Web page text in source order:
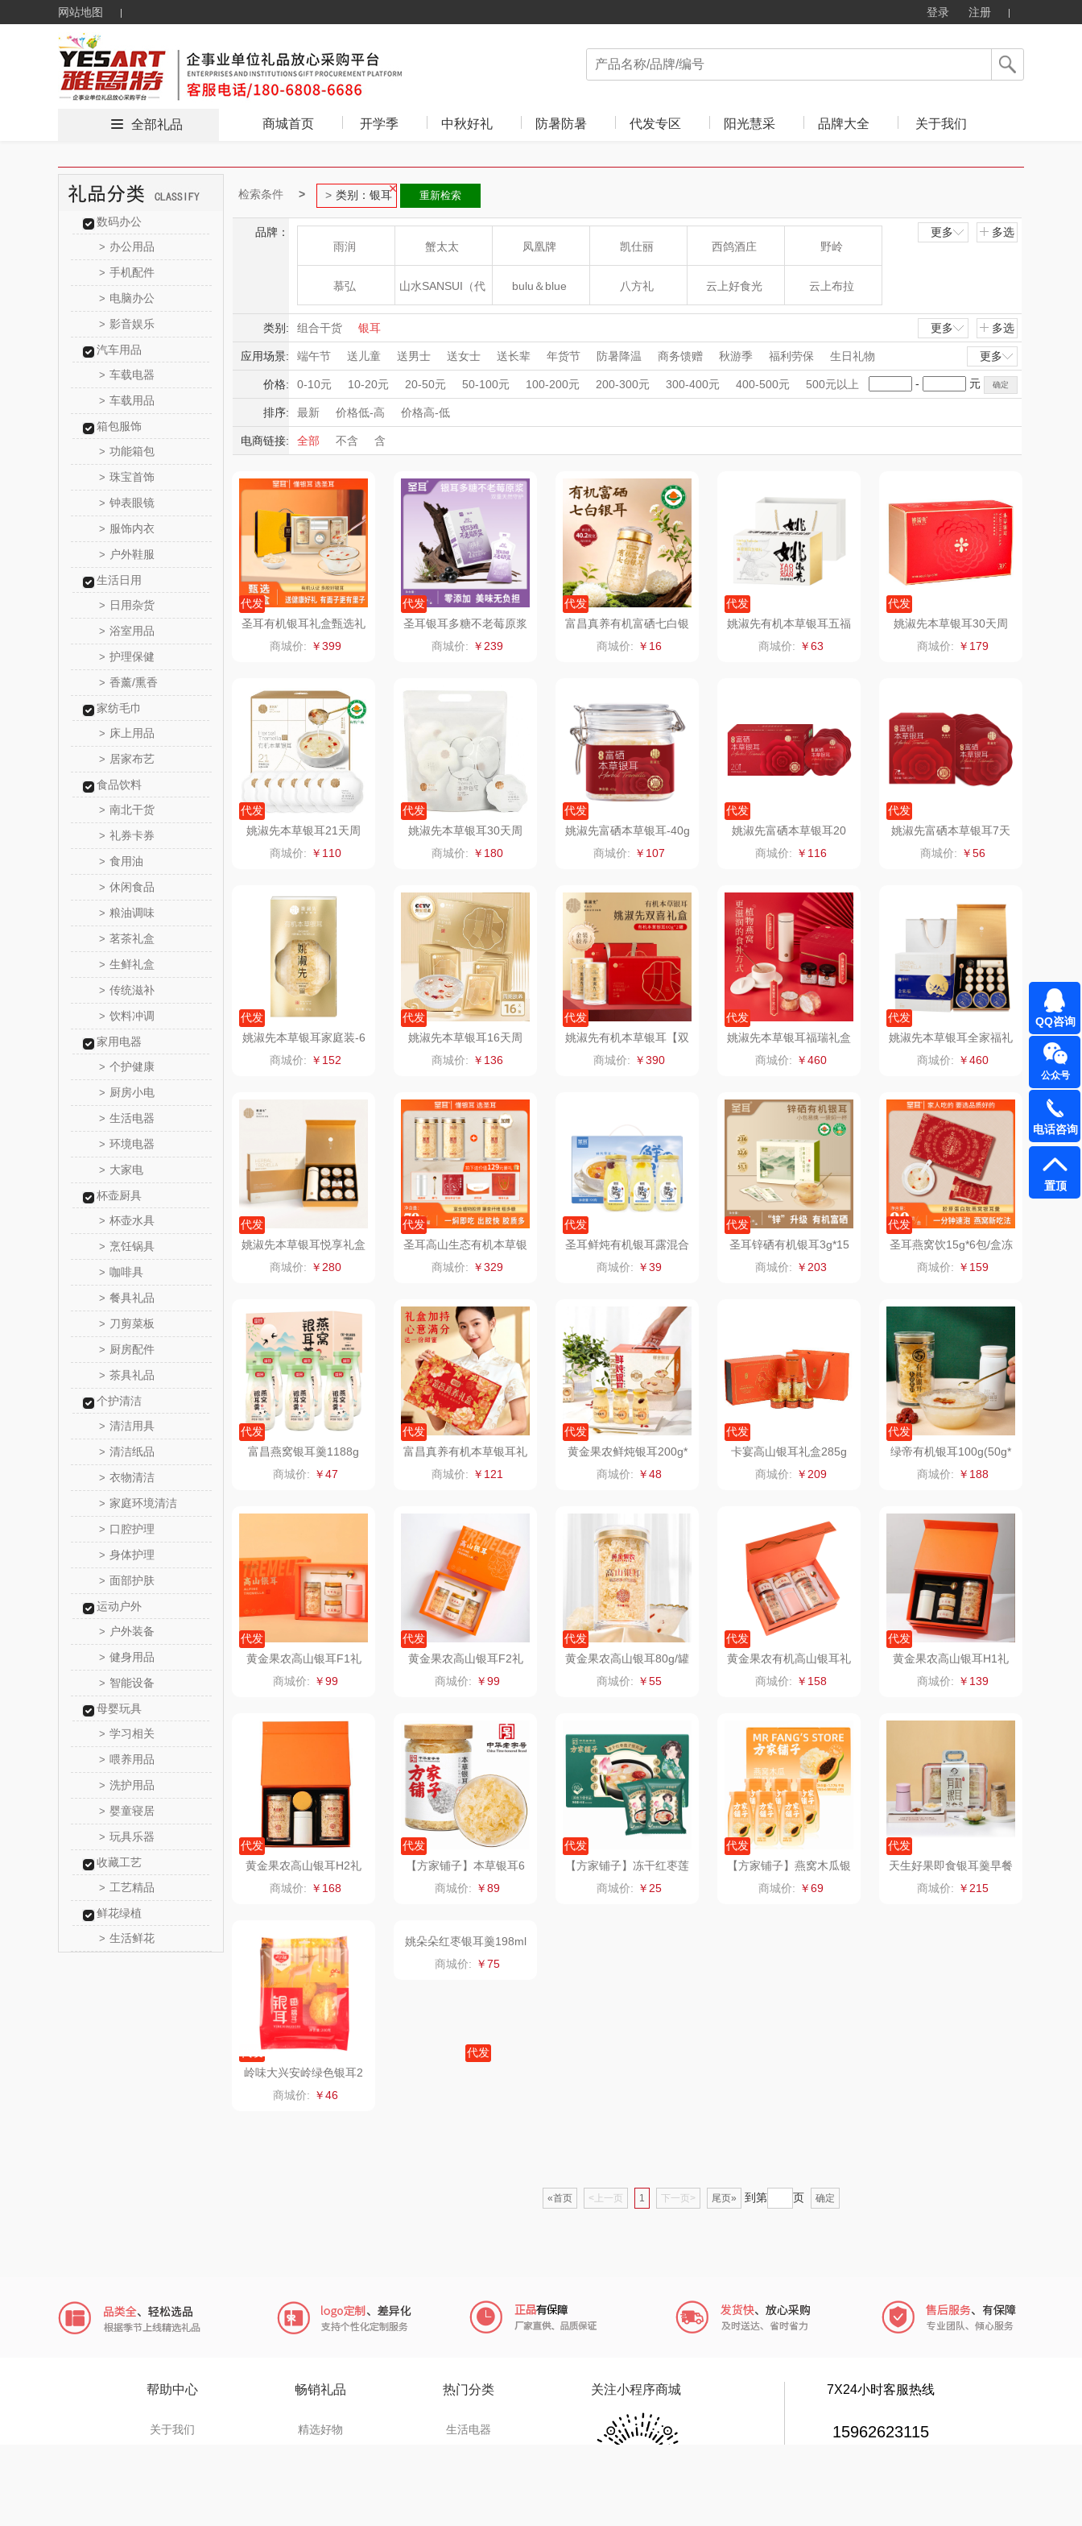
网站地图 登录 注册
全部礼品 商城首页 开学季 中秋好礼 防暑防暑 代发专区 阳光慧采 品牌大全 关于我们
数码办公
> 办公用品
> 手机配件
> 电脑办公
> 影音娱乐
汽车用品
> 车载电器
> 车载用品
箱包服饰
> 功能箱包
> 珠宝首饰
> 钟表眼镜
> 服饰内衣
> 户外鞋服
生活日用
> 日用杂货
> 浴室用品
> 护理保健
> 香薰/熏香
家纺毛巾
> 床上用品
> 居家布艺
食品饮料
> 南北干货
> 礼券卡券
> 食用油
> 休闲食品
> 粮油调味
> 茗茶礼盒
> 生鲜礼盒
> 传统滋补
> 饮料冲调
家用电器
> 个护健康
> 厨房小电
> 生活电器
> 环境电器
> 大家电
杯壶厨具
> 杯壶水具
> 烹饪锅具
> 咖啡具
> 餐具礼品
> 刀剪菜板
> 厨房配件
> 茶具礼品
个护清洁
> 清洁用具
> 清洁纸品
> 衣物清洁
> 家庭环境清洁
> 口腔护理
> 身体护理
> 面部护肤
运动户外
> 户外装备
> 健身用品
> 智能设备
母婴玩具
> 学习相关
> 喂养用品
> 洗护用品
> 婴童寝居
> 玩具乐器
收藏工艺
> 工艺精品
鲜花绿植
> 生活鲜花
检索条件 类别：银耳 重新检索
品牌：
雨润
蟹太太 凤凰牌 凯仕丽 西鸽酒庄 野岭
慕弘 山水SANSUI（代 bulu＆blue 八方礼 云上好食光 云上布拉
片仔癀
HOLOHOLO 途柏丽TOBERLIR momo（杯壶） 大嘴猴（杯壶厨具 觅菓 MOVA
匠心萌宠 YOTTOY
宝堂马氏铺子
伯纳德 万象 元朗荣华 纽曼Newmine
（线下款）
罗莱 超柔床品 三只松鼠（代理
商）
斯凯奇SKECHER 可口可乐Coca Col
a
十二夏天
百草味（代理商） LUING BOX 立白（包销款） 润本（套装） 乐班 戴可思
康宁 京意之选 阿茜娅（AGIA） 卓然
SWISS MILITARY 罗莱超柔床品 奈雪茶院 克洛特
倍瑞傲 形象派
ROBAM老板 康夫 拜灭士 舒蕾（定制款） 洁玉（定制款）
富昌（定制款） 爱国者（移动电
源）
荣诚
江中食疗 凤凰 保卫蛋蛋 马克图布 苏泊尔（代理商） 九阳（代理商）
TCL 立家 泸溪河桃酥 中茶
可益康 皇家粮仓 干饭熊饱饱 汉美驰 梦洁家纺
BTSM 路悠悠 尹谜 金龙鱼（包销款） 先科 德菲摩尔
保宁 伊莎贝拉 荣事达（品牌方） 得力 润本（套装类） 浪莎
臻牧 真不二
1）
西屋（小家电） 渝情渝礼
千问 杜邦（餐具类） 洁丽雅（包销款） 云栖桦田 长寿花
洽洽 奥克斯 小胖爪 有色 可可满分
商）
味滋源（品牌方） 立时olayks 京荟堂
呼也 梦洁 润培 百事（饮具类）
丽耳 三胖蛋 奈斯派索
宏太 都乐Dole 赫兰希 几梦
欧丽薇兰 易路达 朗赫 果兹 西屋（风扇类）
汤姆逊 皮尔卡丹（皮具
类）
傲胜OSIM 360 LK
锡品源 狮峰 温仑山（电器类） 洁丽雅（代理商） 康巴赫（锅具类）
kaco 吉潮瑞鲜 飞利浦新安怡 伊莱克斯
绿鼻子 乐扣乐扣（箱包杯
壶）
乐美雅（餐具类） 飞利浦（音频类） 珍视明
WENGER/威戈 Alluflon阿路弗仑 爱仕达 乐千厨
富安娜（包销款） 冈州故事 福临门 卜珂 味滋源 玺魁
艾可熊 万益蓝 正负零 七匹狼 朱炳仁铜 高洁丝
护舒宝 顺然 南方寝饰 瓷咖什 氛围部落
厨邦 粒上皇 乐扣乐扣（小家 厨创妈咪 传应 陇间柒月(包销款)
中华 民间造物 康巴赫（包销款） 元黍 高原宏 睡眠博士
金龙鱼 香畴
冠军
乐而雅
稻梁菽
富佑嘉（FU+）
蓄光
更多 多选
类别: 组合干货 银耳 更多 多选
应用场景: 端午节 送儿童 送男士 送女士 送长辈 年货节 防暑降温 商务馈赠 秋游季 福利劳保
生日礼物
积分礼品
周年庆礼品 春游踏青 开学季礼品 毕业季礼品 开门红专区 伴手礼盒 会议礼品
国潮文创
暖冬好物
外事出国 入职礼
高端送礼
开业乔迁 乡村振兴 定制案例 珠宝礼品 酒店旅游 高校礼品 女神节 奶企礼品
银行礼品
保险礼品
建材礼品 政企单位 房地产礼品 汽车礼品 进店礼 情人节 七夕节 建党节 圣诞节
教师节
母亲节
父亲节 儿童节 中秋节 建军节 重阳节
更多
价格: 0-10元 10-20元 20-50元 50-100元 100-200元 200-300元 300-400元 400-500元 500元以上 - 元
排序: 最新 价格低-高 价格高-低
电商链接: 全部 不含 含
代发
圣耳有机银耳礼盒甄选礼
盒装70g*2罐
商城价: ￥399
代发
圣耳银耳多糖不老莓原浆
商城价: ￥239
代发
富昌真养有机富硒七白银
耳40g
商城价: ￥16
代发
姚淑先有机本草银耳五福
商城价: ￥63
代发
姚淑先本草银耳30天周
期装66g
商城价: ￥179
代发
姚淑先本草银耳21天周
期装42g
商城价: ￥110
代发
姚淑先本草银耳30天周
期装-60g袋装
商城价: ￥180
代发
姚淑先富硒本草银耳-40g
商城价: ￥107
代发
姚淑先富硒本草银耳20
天装40g
商城价: ￥116
代发
姚淑先富硒本草银耳7天
品鉴装14g
商城价: ￥56
代发
姚淑先本草银耳家庭装-6
0g罐装
商城价: ￥152
代发
姚淑先本草银耳16天周
期装-48g
商城价: ￥136
代发
姚淑先有机本草银耳【双
喜礼盒】
商城价: ￥390
代发
姚淑先本草银耳福瑞礼盒
商城价: ￥460
代发
姚淑先本草银耳全家福礼
商城价: ￥460
代发
姚淑先本草银耳悦享礼盒
商城价: ￥280
代发
圣耳高山生态有机本草银
耳羹70g/罐免煮金燕糯耳
冲泡送礼山货
商城价: ￥329
代发
圣耳鲜炖有机银耳露混合
口味198g*6罐混合口味
商城价: ￥39
代发
圣耳锌硒有机银耳3g*15
商城价: ￥203
代发
圣耳燕窝饮15g*6包/盒冻
干燕窝银耳羹冲泡即食
商城价: ￥159
代发
富昌燕窝银耳羹1188g
商城价: ￥47
代发
富昌真养有机本草银耳礼
盒370g
商城价: ￥121
代发
黄金果农鲜炖银耳200g*
6瓶/盒
商城价: ￥48
代发
卡宴高山银耳礼盒285g
商城价: ￥209
代发
绿帝有机银耳100g(50g*
2)礼盒
商城价: ￥188
代发
黄金果农高山银耳F1礼
商城价: ￥99
代发
黄金果农高山银耳F2礼
商城价: ￥99
代发
黄金果农高山银耳80g/罐
商城价: ￥55
代发
黄金果农有机高山银耳礼
商城价: ￥158
代发
黄金果农高山银耳H1礼
商城价: ￥139
代发
黄金果农高山银耳H2礼
商城价: ￥168
代发
【方家铺子】本草银耳6
8g/瓶装
商城价: ￥89
代发
【方家铺子】冻干红枣莲
子银耳汤96g/盒装
商城价: ￥25
代发
【方家铺子】燕窝木瓜银
耳饮（罐头）
商城价: ￥69
代发
天生好果即食银耳羹早餐
礼品有机银耳260款
商城价: ￥215
代发
岭味大兴安岭绿色银耳2
商城价: ￥46
«首页 <上一页 1 下一页> 尾页» 到第 页 确定
帮助中心
关于我们
畅销礼品
精选好物
热门分类
生活电器
关注小程序商城 7X24小时客服热线
15962623115
QQ咨询
公众号
电话咨询
置顶